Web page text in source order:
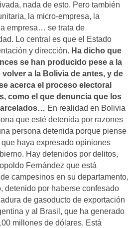
nada de esto. Pero también
la micro-empresa, la
empresa… se trata de
Lo central es que el Estado
y dirección. Ha dicho que
se han producido pese a la
a la Bolivia de antes, y de
acerca el proceso electoral
como el que denuncia que los
En realidad en Bolivia
que esté detenida por razones
persona detenida porque piense
haya expresado opiniones
Hay detenidos por delitos,
Fernández que está
campesinos en su departamento,
detenido por haberse confesado
de gasoducto de exportación
y al Brasil, que ha generado
millones de dólares. Está